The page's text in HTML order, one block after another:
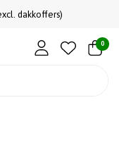
dakkoffers)
0